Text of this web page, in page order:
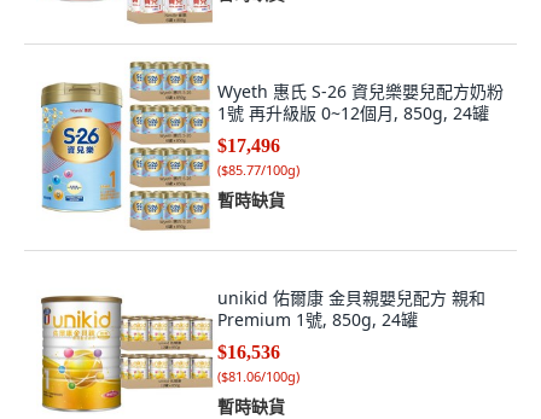
Wyeth 惠氏 S-26 資兒樂嬰兒配方奶粉
1號 再升級版 0~12個月, 850g, 24罐
$17,496
($85.77/100g)
暫時缺貨
unikid 佑爾康 金貝親嬰兒配方 親和
Premium 1號, 850g, 24罐
$16,536
($81.06/100g)
暫時缺貨